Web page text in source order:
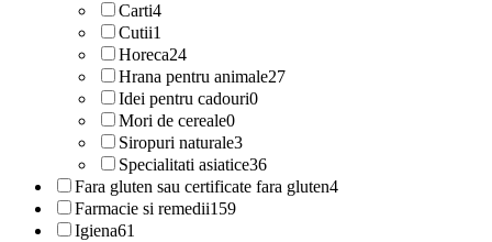
Carti4
Cutii1
Horeca24
Hrana pentru animale27
Idei pentru cadouri0
Mori de cereale0
Siropuri naturale3
Specialitati asiatice36
Fara gluten sau certificate fara gluten4
Farmacie si remedii159
Igiena61